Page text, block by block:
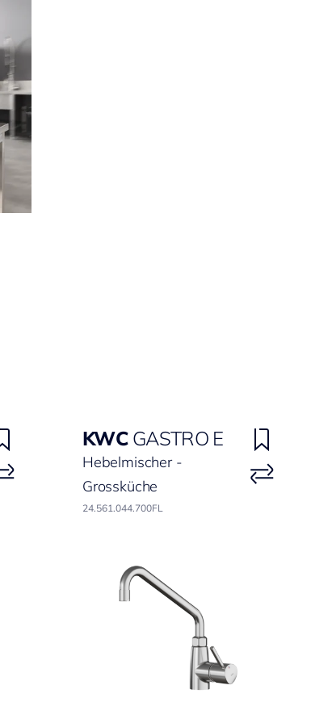
KWC GASTRO E
Hebelmischer -
Grossküche
24.561.044.700FL